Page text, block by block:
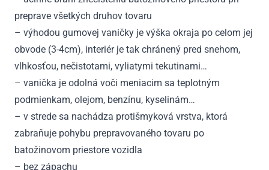
preprave všetkých druhov tovaru
– výhodou gumovej vaničky je výška okraja po celom jej
obvode (3-4cm), interiér je tak chránený pred snehom,
vlhkosťou, nečistotami, vyliatymi tekutinami…
– vanička je odolná voči meniacim sa teplotným
podmienkam, olejom, benzínu, kyselinám…
– v strede sa nachádza protišmyková vrstva, ktorá
zabraňuje pohybu prepravovaného tovaru po
batožinovom priestore vozidla
– bez zápachu